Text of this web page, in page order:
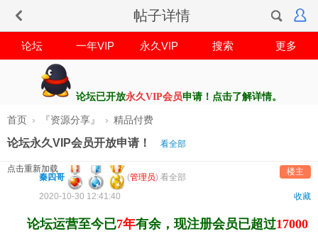
帖子详情
论坛 一年VIP 永久VIP 搜索 更多
论坛已开放永久VIP会员申请！点击了解详情。
首页 › 『资源分享』 › 精品付费
论坛永久VIP会员开放申请！ 看全部
点击重新加载 楼主
秦四哥 (管理员) 看全部
收藏
2020-10-30 12:41:40
论坛运营至今已7年有余，现注册会员已超过17000